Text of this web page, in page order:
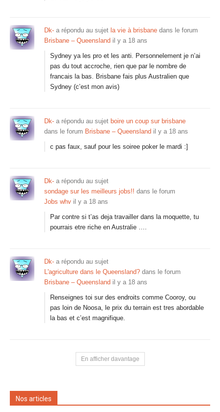
Dk- a répondu au sujet la vie à brisbane dans le forum
Brisbane – Queensland il y a 18 ans
Sydney ya les pro et les anti. Personnelement je n’ai
pas du tout accroche, rien que par le nombre de
francais la bas. Brisbane fais plus Australien que
Sydney (c’est mon avis)
Dk- a répondu au sujet boire un coup sur brisbane
dans le forum Brisbane – Queensland il y a 18 ans
c pas faux, sauf pour les soiree poker le mardi :]
Dk- a répondu au sujet
sondage sur les meilleurs jobs!! dans le forum
Jobs whv il y a 18 ans
Par contre si t’as deja travailler dans la moquette, tu
pourrais etre riche en Australie ….
Dk- a répondu au sujet
L'agriculture dans le Queensland? dans le forum
Brisbane – Queensland il y a 18 ans
Renseignes toi sur des endroits comme Cooroy, ou
pas loin de Noosa, le prix du terrain est tres abordable
la bas et c’est magnifique.
En afficher davantage
Nos articles